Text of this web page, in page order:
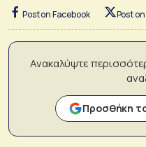
Post on Facebook Post on
Ανακαλύψτε
Προσθήκη